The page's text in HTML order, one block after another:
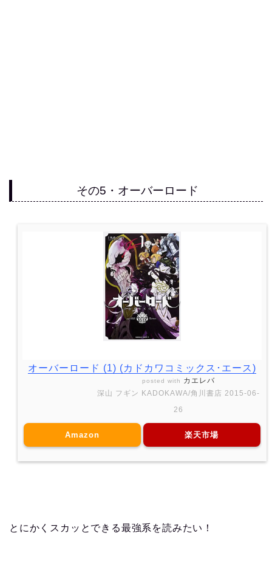
その5・オーバーロード
オーバーロード (1) (カドカワコミックス･エース)
posted with カエレバ
深山 フギン KADOKAWA/角川書店 2015-06-
26
Amazon 楽天市場
とにかくスカッとできる最強系を読みたい！